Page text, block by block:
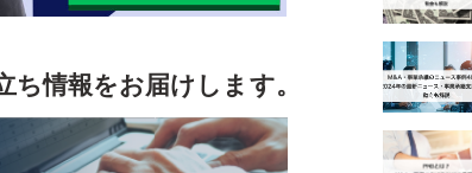
情報をお届けします。